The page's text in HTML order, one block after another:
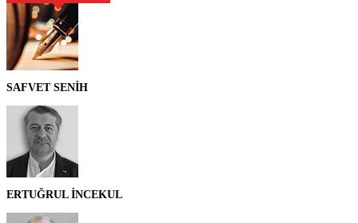
SAFVET SENİH
ERTUĞRUL İNCEKUL